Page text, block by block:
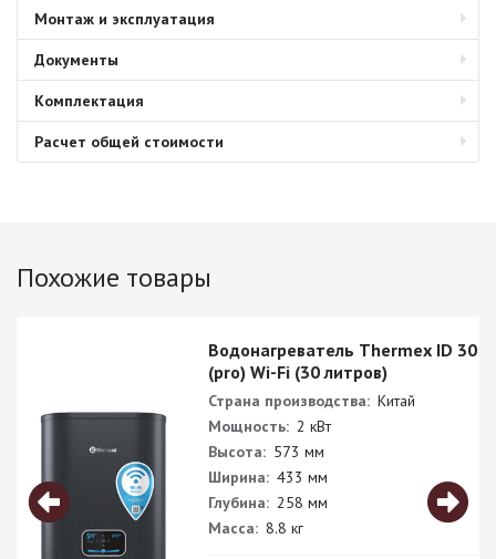
Монтаж и эксплуатация
Документы
Комплектация
Расчет общей стоимости
Похожие товары
Водонагреватель Thermex ID 30 V
(pro) Wi-Fi (30 литров)
Страна производства: Китай
Мощность: 2 кВт
Высота: 573 мм
Ширина: 433 мм
Глубина: 258 мм
Масса: 8.8 кг